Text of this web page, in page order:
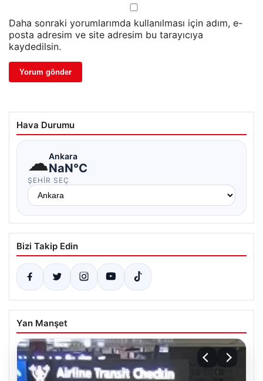
Daha sonraki yorumlarımda kullanılması için adım, e-
posta adresim ve site adresim bu tarayıcıya
kaydedilsin.
Hava Durumu
☁Ankara
NaN°C
ŞEHIR SEÇ
Bizi Takip Edin
Yan Manşet